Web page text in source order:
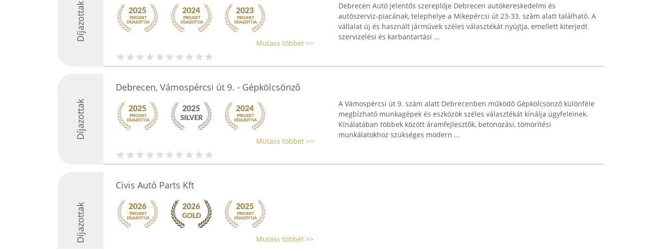
Díjazottak
Mutass többet >>
Debrecen Autó jelentős szereplője Debrecen autókereskedelmi és
autószerviz-piacának, telephelye a Mikepércsi út 23-33. szám alatt található. A
vállalat új és használt járművek széles választékát nyújtja, emellett kiterjedt
szervizelési és karbantartási ...
Díjazottak
Debrecen, Vámospércsi út 9. - Gépkölcsönző
Mutass többet >>
A Vámospércsi út 9. szám alatt Debrecenben működő Gépkölcsönző különféle
megbízható munkagépek és eszközök széles választékát kínálja ügyfeleinek.
Kínálatában többek között áramfejlesztők, betonozási, tömörítési
munkálatokhoz szükséges modern ...
Díjazottak
Civis Autó Parts Kft
Mutass többet >>